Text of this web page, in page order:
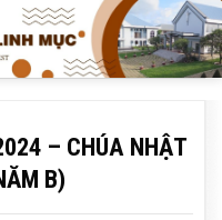
– CHÚA NHẬT
B)